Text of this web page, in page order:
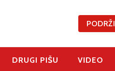
PODRŽI
DRUGI PIŠU VIDEO